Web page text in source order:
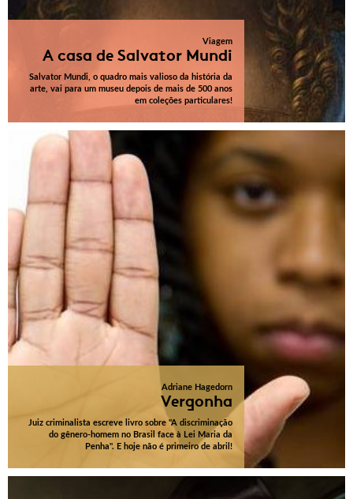
Viagem
A casa de Salvator Mundi
Salvator Mundi, o quadro mais valioso da história da
arte, vai para um museu depois de mais de 500 anos
em coleções particulares!
Adriane Hagedorn
Vergonha
Juiz criminalista escreve livro sobre "A discriminação
do gênero-homem no Brasil face à Lei Maria da
Penha". E hoje não é primeiro de abril!